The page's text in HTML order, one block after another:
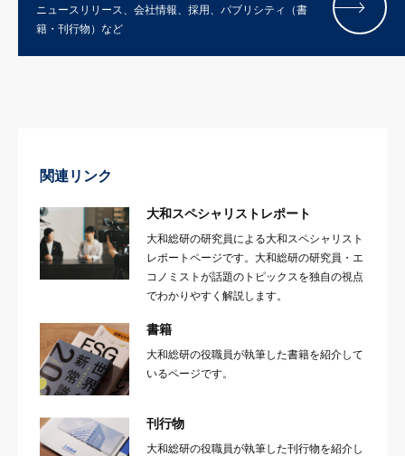
ニュースリリース、会社情報、採用、パブリシティ（書
籍・刊行物）など
関連リンク
大和スペシャリストレポート
大和総研の研究員による大和スペシャリスト
レポートページです。大和総研の研究員・エ
コノミストが話題のトピックスを独自の視点
でわかりやすく解説します。
書籍
大和総研の役職員が執筆した書籍を紹介して
いるページです。
刊行物
大和総研の役職員が執筆した刊行物を紹介し